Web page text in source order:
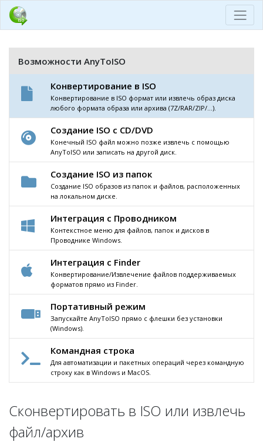
Сконвертировать в ISO или извлечь
файл/архив
Возможности AnyToISO
Конвертирование в ISO
Конвертирование в ISO формат или извлечь образ диска
любого формата образа или архива (7Z/RAR/ZIP/...).
Создание ISO с CD/DVD
Конечный ISO файл можно позже извлечь с помощью
AnyToISO или записать на другой диск.
Создание ISO из папок
Создание ISO образов из папок и файлов, расположенных
на локальном диске.
Интеграция с Проводником
Контекстное меню для файлов, папок и дисков в
Проводнике Windows.
Интеграция с Finder
Конвертирование/Извлечение файлов поддерживаемых
форматов прямо из Finder.
Портативный режим
Запускайте AnyToISO прямо с флешки без установки
(Windows).
Командная строка
Для автоматизации и пакетных операций через командную
строку как в Windows и MacOS.